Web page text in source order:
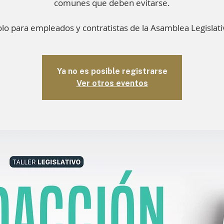
comunes que deben evitarse.
para empleados y contratistas de la Asamblea
Ya no es posible registrarse
Ver otros eventos